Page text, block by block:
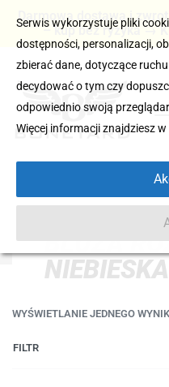
Darmowa dostawa i zwrot
– kup bez ryzyka →
BLUZA
NIEBIESKA
WYŚWIETLANIE JEDNEGO
FILTR
Serwis wykorzystuje pliki
dostępności, personalizacji,
zbierać dane, dotyczące
decydować o tym czy
odpowiednio swoją
Więcej informacji znajdziesz w